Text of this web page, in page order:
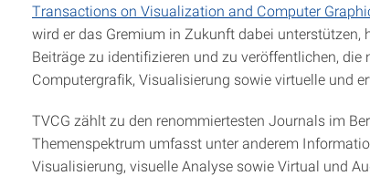
Transactions on Visualization and Computer
wird er das Gremium in Zukunft dabei unterstützen,
Beiträge zu identifizieren und zu veröffentlichen, die
Computergrafik, Visualisierung sowie virtuelle und
TVCG zählt zu den renommiertesten Journals im
Themenspektrum umfasst unter anderem
Visualisierung, visuelle Analyse sowie Virtual und